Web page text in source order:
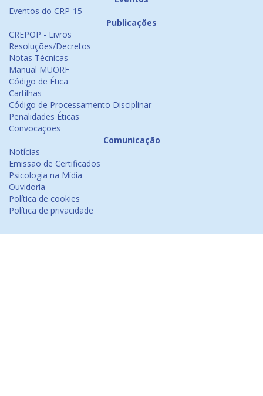
Eventos do CRP-15
Publicações
CREPOP - Livros
Resoluções/Decretos
Notas Técnicas
Manual MUORF
Código de Ética
Cartilhas
Código de Processamento Disciplinar
Penalidades Éticas
Convocações
Comunicação
Notícias
Emissão de Certificados
Psicologia na Mídia
Ouvidoria
Política de cookies
Política de privacidade